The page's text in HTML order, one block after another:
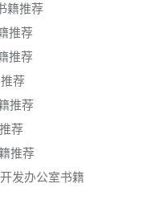
籍推荐
推荐
推荐
荐
推荐
荐
推荐
发办公室书籍